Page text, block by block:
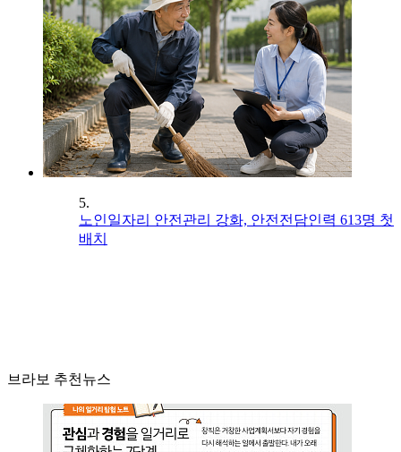
5.
노인일자리 안전관리 강화, 안전전담인력 613명 첫
배치
브라보 추천뉴스